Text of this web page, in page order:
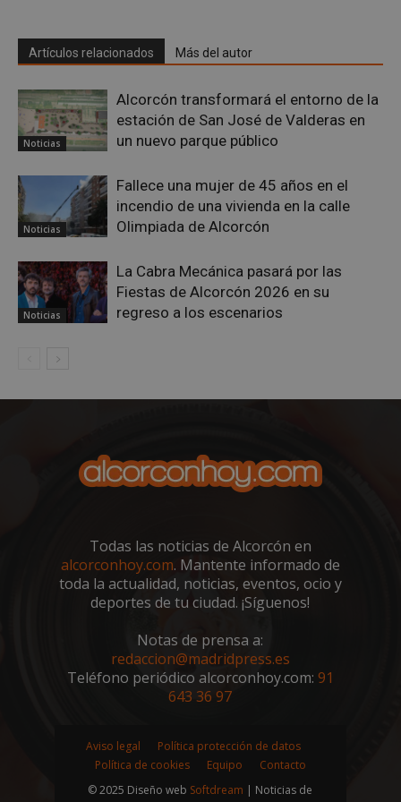
Artículos relacionados Más del autor
Noticias
Alcorcón transformará el entorno de la
estación de San José de Valderas en
un nuevo parque público
Noticias
Fallece una mujer de 45 años en el
incendio de una vivienda en la calle
Olimpiada de Alcorcón
Noticias
La Cabra Mecánica pasará por las
Fiestas de Alcorcón 2026 en su
regreso a los escenarios
Todas las noticias de Alcorcón en
alcorconhoy.com. Mantente informado de
toda la actualidad, noticias, eventos, ocio y
deportes de tu ciudad. ¡Síguenos!
Notas de prensa a:
redaccion@madridpress.es
Teléfono periódico alcorconhoy.com: 91
643 36 97
Aviso legal
Política protección de datos
Política de cookies
Equipo
Contacto
© 2025 Diseño web Softdream | Noticias de
Cookies no clasificadas
funcionalidad principal del sitio web, como el
inicio de sesión de usuario y la gestión de cuentas.
El sitio web no se puede utilizar correctamente sin
las cookies estrictamente necesarias.
PHPSESSID
PHP.net
alcorconhoy.com
AWSALBCORS
Amazon.com
embed.bsky.app
Privacy Policy